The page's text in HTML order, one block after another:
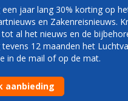
KONDIGT 10
AAN
jaar lang 30% korting op
en Zakenreisnieuws.
al het nieuws en de
12 maanden het
in de mail of op de mat.
aanbieding